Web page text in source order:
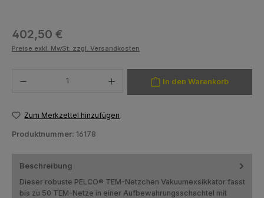
Regulärer Preis:
402,50 €
Preise exkl. MwSt. zzgl. Versandkosten
In den Warenkorb
Zum Merkzettel hinzufügen
Produktnummer: 16178
Beschreibung
Dieser robuste PELCO® TEM-Netzchen Vakuumexsikkator fasst
bis zu 50 TEM-Netze in einer Aufbewahrungsschachtel mit